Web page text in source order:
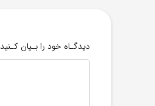
دیدگـاه خود را بـیان کـنید